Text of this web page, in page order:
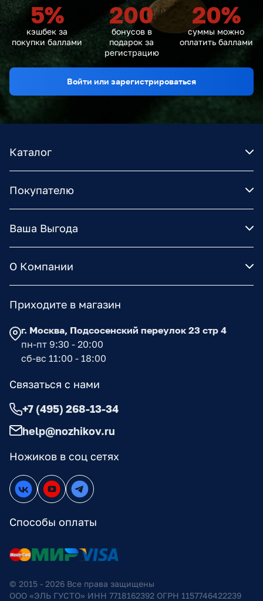
5%
кэшбек за
покупки баллами
200
бонусов в
подарок за
регистрацию
20%
суммы можно
оплатить баллами
Войти или зарегистрироваться
Каталог
Покупателю
Ваша Выгода
О Компании
Ножиков в соц сетях
Способы оплаты
Приходите в магазин
г. Москва, Подсосенский переулок 23 стр 4
пн-пт 9:30 - 20:00
сб-вс 11:00 - 18:00
Связаться с нами
+7 (495) 268-13-34
help@nozhikov.ru
© 2015 - 2026 Все права защищены
ООО «ЭЛЬ ГУСТО» ИНН 7718162392 ОГРН 1157746422239